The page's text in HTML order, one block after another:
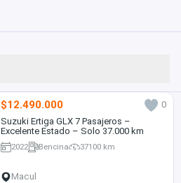
$12.490.000
0
Suzuki Ertiga GLX 7 Pasajeros –
Excelente Estado – Solo 37.000 km
2022 Bencina 37100 km
Macul